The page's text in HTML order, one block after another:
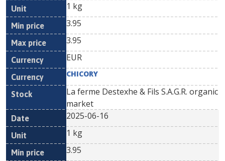
1 kg
3.95
3.95
EUR
CHICORY
La ferme Destexhe & Fils S.A.G.R. organic
market
2025-06-16
1 kg
3.95